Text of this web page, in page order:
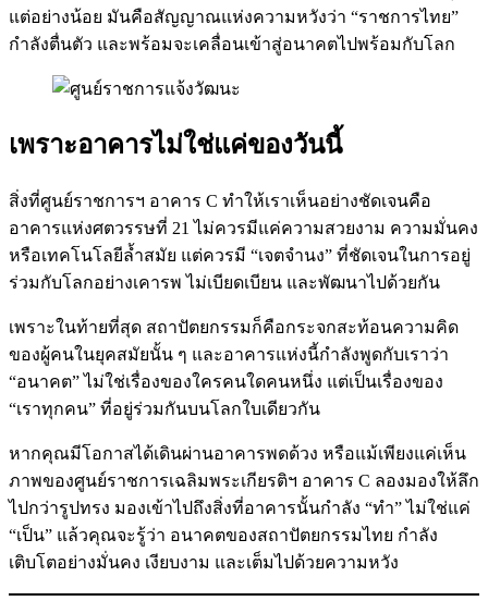
แต่อย่างน้อย มันคือสัญญาณแห่งความหวังว่า “ราชการไทย”
กำลังตื่นตัว และพร้อมจะเคลื่อนเข้าสู่อนาคตไปพร้อมกับโลก
เพราะอาคารไม่ใช่แค่ของวันนี้
สิ่งที่ศูนย์ราชการฯ อาคาร C ทำให้เราเห็นอย่างชัดเจนคือ
อาคารแห่งศตวรรษที่ 21 ไม่ควรมีแค่ความสวยงาม ความมั่นคง
หรือเทคโนโลยีล้ำสมัย แต่ควรมี “เจตจำนง” ที่ชัดเจนในการอยู่
ร่วมกับโลกอย่างเคารพ ไม่เบียดเบียน และพัฒนาไปด้วยกัน
เพราะในท้ายที่สุด สถาปัตยกรรมก็คือกระจกสะท้อนความคิด
ของผู้คนในยุคสมัยนั้น ๆ และอาคารแห่งนี้กำลังพูดกับเราว่า
“อนาคต” ไม่ใช่เรื่องของใครคนใดคนหนึ่ง แต่เป็นเรื่องของ
“เราทุกคน” ที่อยู่ร่วมกันบนโลกใบเดียวกัน
หากคุณมีโอกาสได้เดินผ่านอาคารพดด้วง หรือแม้เพียงแค่เห็น
ภาพของศูนย์ราชการเฉลิมพระเกียรติฯ อาคาร C ลองมองให้ลึก
ไปกว่ารูปทรง มองเข้าไปถึงสิ่งที่อาคารนั้นกำลัง “ทำ” ไม่ใช่แค่
“เป็น” แล้วคุณจะรู้ว่า อนาคตของสถาปัตยกรรมไทย กำลัง
เติบโตอย่างมั่นคง เงียบงาม และเต็มไปด้วยความหวัง